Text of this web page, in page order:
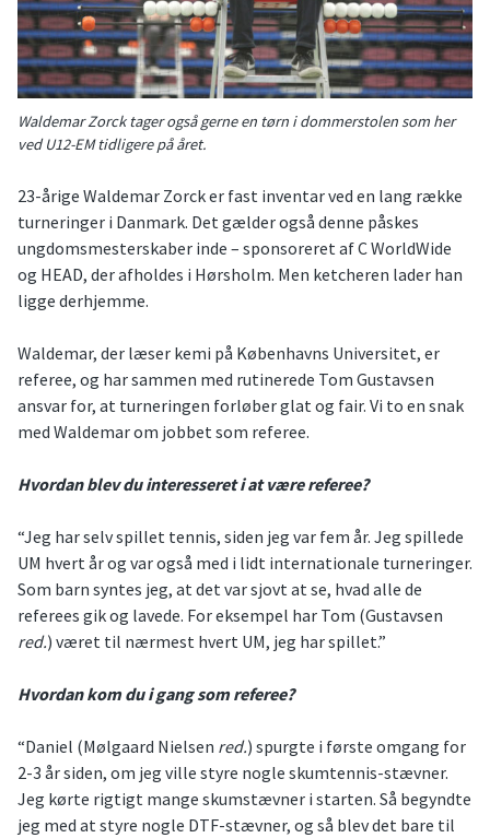
Waldemar Zorck tager også gerne en tørn i dommerstolen som her
ved U12-EM tidligere på året.
23-årige Waldemar Zorck er fast inventar ved en lang række
turneringer i Danmark. Det gælder også denne påskes
ungdomsmesterskaber inde – sponsoreret af C WorldWide
og HEAD, der afholdes i Hørsholm. Men ketcheren lader han
ligge derhjemme.
Waldemar, der læser kemi på Københavns Universitet, er
referee, og har sammen med rutinerede Tom Gustavsen
ansvar for, at turneringen forløber glat og fair. Vi to en snak
med Waldemar om jobbet som referee.
Hvordan blev du interesseret i at være referee?
“Jeg har selv spillet tennis, siden jeg var fem år. Jeg spillede
UM hvert år og var også med i lidt internationale turneringer.
Som barn syntes jeg, at det var sjovt at se, hvad alle de
referees gik og lavede. For eksempel har Tom (Gustavsen
red.) været til nærmest hvert UM, jeg har spillet.”
Hvordan kom du i gang som referee?
“Daniel (Mølgaard Nielsen red.) spurgte i første omgang for
2-3 år siden, om jeg ville styre nogle skumtennis-stævner.
Jeg kørte rigtigt mange skumstævner i starten. Så begyndte
jeg med at styre nogle DTF-stævner, og så blev det bare til